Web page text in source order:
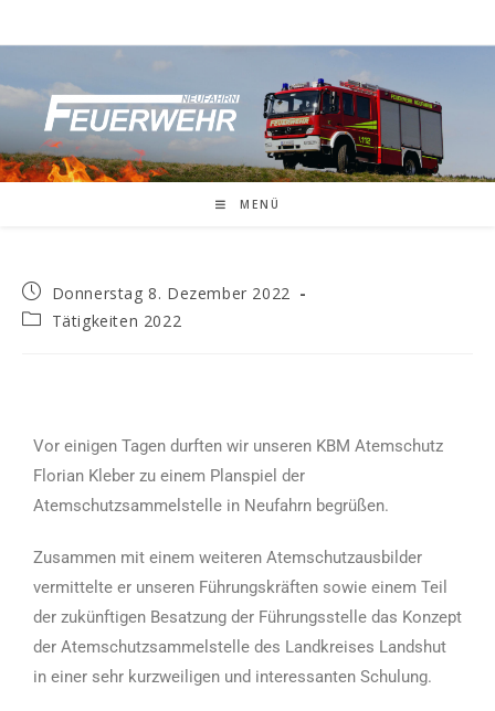
MENÜ
Donnerstag 8. Dezember 2022
Tätigkeiten 2022
Vor einigen Tagen durften wir unseren KBM Atemschutz
Florian Kleber zu einem Planspiel der
Atemschutzsammelstelle in Neufahrn begrüßen.
Zusammen mit einem weiteren Atemschutzausbilder
vermittelte er unseren Führungskräften sowie einem Teil
der zukünftigen Besatzung der Führungsstelle das Konzept
der Atemschutzsammelstelle des Landkreises Landshut
in einer sehr kurzweiligen und interessanten Schulung.